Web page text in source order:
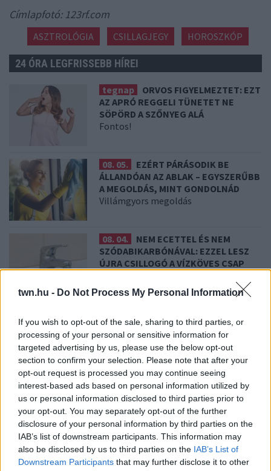
twn.hu - Do Not Process My Personal Information
If you wish to opt-out of the sale, sharing to third parties, or
processing of your personal or sensitive information for
targeted advertising by us, please use the below opt-out
section to confirm your selection. Please note that after your
opt-out request is processed you may continue seeing
interest-based ads based on personal information utilized by
us or personal information disclosed to third parties prior to
your opt-out. You may separately opt-out of the further
disclosure of your personal information by third parties on the
IAB’s list of downstream participants. This information may
also be disclosed by us to third parties on the IAB’s List of
Downstream Participants that may further disclose it to other
Címlapfotó: 123rf.com
ASZTROLÓGIA CSILLAGJEGY HOROSZKÓP
24 ÓRA LEGFRISSEBB HÍREI
tegnap
ORVOS FIGYELMEZTET: EZT
AZ APRÓ REGGELI TÜNETET NE
SÖPÖRD A SZŐNYEG ALÁ
Fontos!
08. 05.
EZÉRT PÁRÁSODIK BE
ÁLLANDÓAN AZ ABLAK – EGYSZERŰBB
A MEGOLDÁS, MINT GONDOLNÁD
Villámgyors megoldás
08. 04.
NEM ECETTEL ÉS NEM
SZÓDABIKARBÓNÁVAL: EZZEL LESZ
ÚJRA CSILLOGÓ A VÍZKÖVES CSAP
HASZNÁLOD, AZ RENDKÍVÜL MAGAS
ÉRZELMI INTELLIGENCIÁRA UTALHAT
Te szoktad?
08. 02.
SOKAN ROSSZUL TÁROLJÁK A GYÓGYSZEREIKET –
EMIATT CSÖKKENHET A HATÁSUK
Érdemes odafigyelni rá
08. 01.
EGYRE TÖBB FIATALNÁL JELENTKEZIK EZ A
VITAMINHIÁNY – ILYEN JELEKRE FIGYELJ
Erre figyelj!